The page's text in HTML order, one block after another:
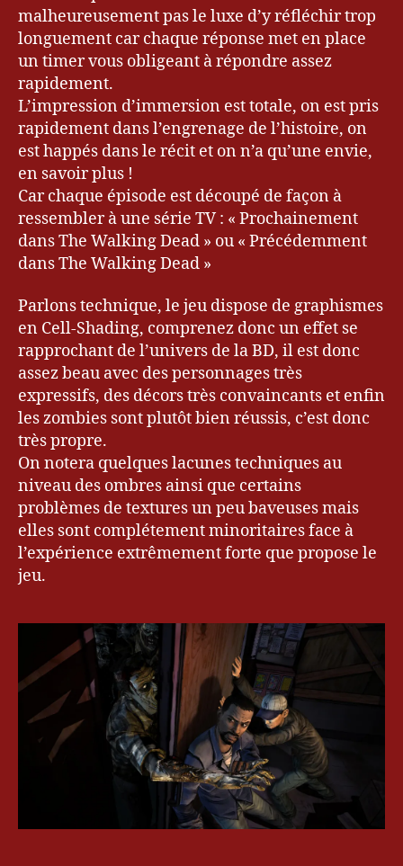
malheureusement pas le luxe d’y réfléchir trop
longuement car chaque réponse met en place
un timer vous obligeant à répondre assez
rapidement.
L’impression d’immersion est totale, on est pris
rapidement dans l’engrenage de l’histoire, on
est happés dans le récit et on n’a qu’une envie,
en savoir plus !
Car chaque épisode est découpé de façon à
ressembler à une série TV : « Prochainement
dans The Walking Dead » ou « Précédemment
dans The Walking Dead »
Parlons technique, le jeu dispose de graphismes
en Cell-Shading, comprenez donc un effet se
rapprochant de l’univers de la BD, il est donc
assez beau avec des personnages très
expressifs, des décors très convaincants et enfin
les zombies sont plutôt bien réussis, c’est donc
très propre.
On notera quelques lacunes techniques au
niveau des ombres ainsi que certains
problèmes de textures un peu baveuses mais
elles sont complétement minoritaires face à
l’expérience extrêmement forte que propose le
jeu.